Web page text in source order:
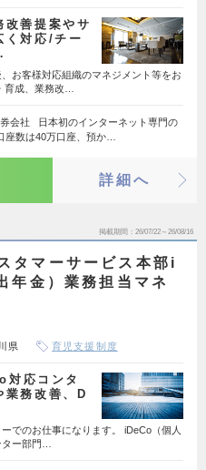
改善提案やサ
く対応/チー
お客様対応組織のマネジメント等をお
育成、業務改…
会社 日本初のインターネット専門の
座数は40万口座、預か…
詳細へ
掲載期間 26/07/22～26/08/16
タマーサービス本部i
年金）業務担当マネ
県 育児支援制度
対応コンタ
業務改善、D
でのお仕事になります。 iDeCo（個人
ー部門…